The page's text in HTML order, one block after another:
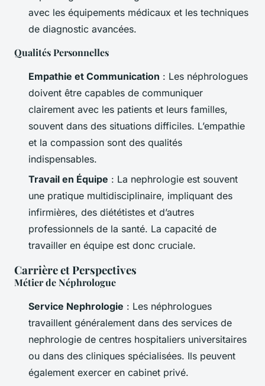
avec les équipements médicaux et les techniques
de diagnostic avancées.
Qualités Personnelles
Empathie et Communication : Les néphrologues
doivent être capables de communiquer
clairement avec les patients et leurs familles,
souvent dans des situations difficiles. L’empathie
et la compassion sont des qualités
indispensables.
Travail en Équipe : La nephrologie est souvent
une pratique multidisciplinaire, impliquant des
infirmières, des diététistes et d’autres
professionnels de la santé. La capacité de
travailler en équipe est donc cruciale.
Carrière et Perspectives
Métier de Néphrologue
Service Nephrologie : Les néphrologues
travaillent généralement dans des services de
nephrologie de centres hospitaliers universitaires
ou dans des cliniques spécialisées. Ils peuvent
également exercer en cabinet privé.